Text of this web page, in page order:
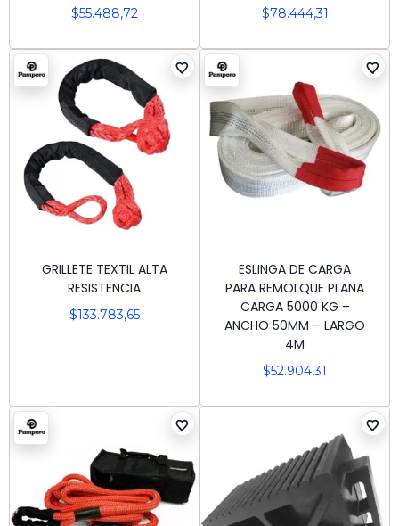
$55.488,72 $78.444,31
GRILLETE TEXTIL ALTA
RESISTENCIA
$133.783,65
ESLINGA DE CARGA
PARA REMOLQUE PLANA
CARGA 5000 KG –
ANCHO 50MM – LARGO
4M
$52.904,31